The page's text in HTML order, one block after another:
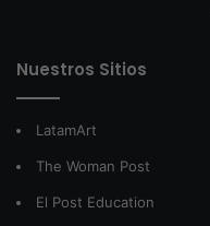
Nuestros Sitios
LatamArt
The Woman Post
El Post Education